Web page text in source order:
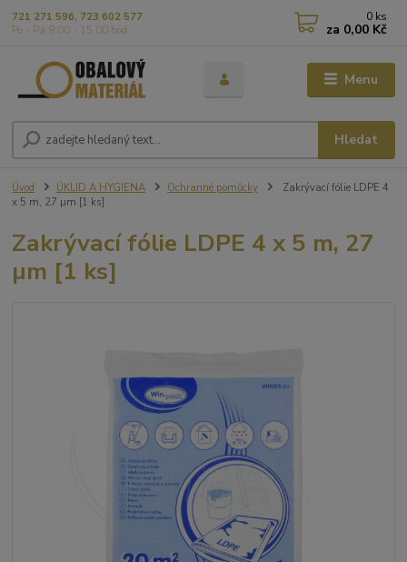
Menu
Hledat
721 271 596, 723 602 577
Po - Pá 9,00 - 15,00 hod
0 ks
za 0,00 Kč
Úvod ÚKLID A HYGIENA Ochranné pomůcky
Zakrývací fólie LDPE 4
x 5 m, 27 µm [1 ks]
Zakrývací fólie LDPE 4 x 5 m, 27
µm [1 ks]